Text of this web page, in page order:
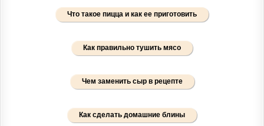
Что такое пицца и как ее приготовить
Как правильно тушить мясо
Чем заменить сыр в рецепте
Как сделать домашние блины